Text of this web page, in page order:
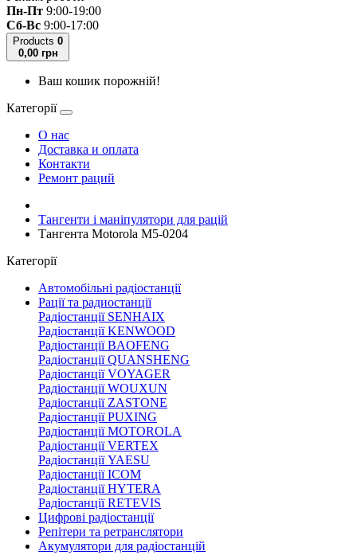
Пн-Пт 9:00-19:00
Сб-Вс 9:00-17:00
Products 0
0,00 грн
Ваш кошик порожній!
Категорії
О нас
Доставка и оплата
Контакти
Ремонт раций
Тангенти і маніпулятори для рацій
Тангента Motorola M5-0204
Категорії
Автомобільні радіостанції
Рації та радиостанції
Радіостанції SENHAIX
Радіостанції KENWOOD
Радіостанції BAOFENG
Радіостанції QUANSHENG
Радіостанції VOYAGER
Радіостанції WOUXUN
Радіостанції ZASTONE
Радіостанції PUXING
Радіостанції MOTOROLA
Радіостанції VERTEX
Радіостанції YAESU
Радіостанції ICOM
Радіостанції HYTERA
Радіостанції RETEVIS
Цифрові радіостанції
Репітери та ретранслятори
Акумулятори для радіостанцій